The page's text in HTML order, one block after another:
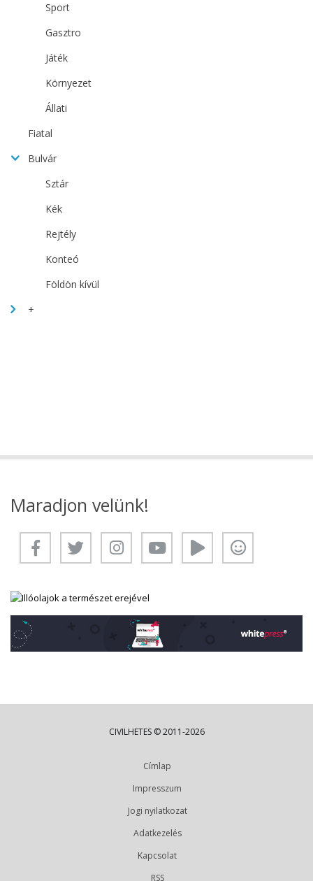
Sport
Gasztro
Játék
Környezet
Állati
Fiatal
Bulvár
Sztár
Kék
Rejtély
Konteó
Földön kívül
+
Maradjon velünk!
CIVILHETES © 2011-2026
Címlap
Impresszum
Jogi nyilatkozat
Adatkezelés
Kapcsolat
RSS